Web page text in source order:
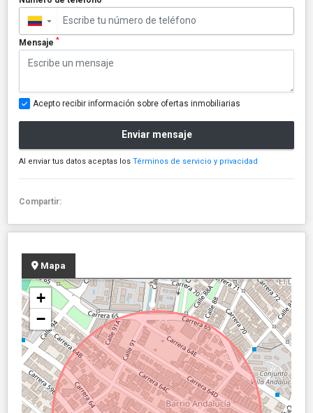
▼
Mensaje *
Acepto recibir información sobre ofertas inmobiliarias
Enviar mensaje
Al enviar tus datos aceptas los Términos de servicio y privacidad
Compartir:
Mapa
+
−